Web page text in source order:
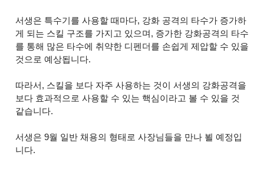
서생은 특수기를 사용할 때마다, 강화 공격의 타수가 증가하
게 되는 스킬 구조를 가지고 있으며, 증가한 강화공격의 타수
를 통해 많은 타수에 취약한 디펜더를 손쉽게 제압할 수 있을
것으로 예상됩니다.
따라서, 스킬을 보다 자주 사용하는 것이 서생의 강화공격을
보다 효과적으로 사용할 수 있는 핵심이라고 볼 수 있을 것
같습니다.
서생은 9월 일반 채용의 형태로 사장님들을 만나 뵐 예정입
니다.